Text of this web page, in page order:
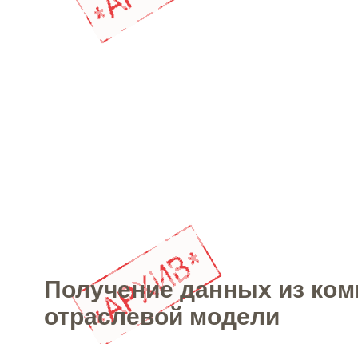
Получение данных из
отраслевой модели